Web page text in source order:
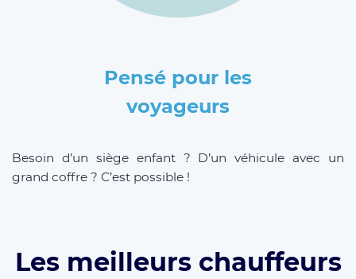
Pensé pour les
voyageurs
Besoin d’un siège enfant ? D’un véhicule avec un
grand coffre ? C’est possible !
Les meilleurs chauffeurs